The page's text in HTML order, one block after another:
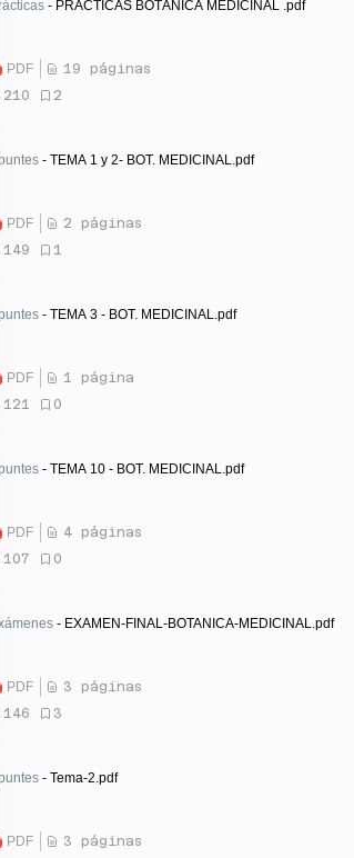
- PRÁCTICAS BOTÁNICA MEDICINAL .pdf
PDF
19 páginas
210
2
- TEMA 1 y 2- BOT. MEDICINAL.pdf
PDF
2 páginas
149
1
- TEMA 3 - BOT. MEDICINAL.pdf
PDF
1 página
121
0
- TEMA 10 - BOT. MEDICINAL.pdf
PDF
4 páginas
107
0
- EXAMEN-FINAL-BOTANICA-MEDICINAL.pdf
PDF
3 páginas
146
3
- Tema-2.pdf
PDF
3 páginas